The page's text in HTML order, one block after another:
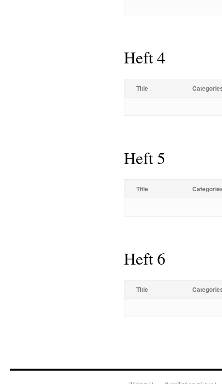
Heft 4
Title
Heft 5
Title
Heft 6
Title